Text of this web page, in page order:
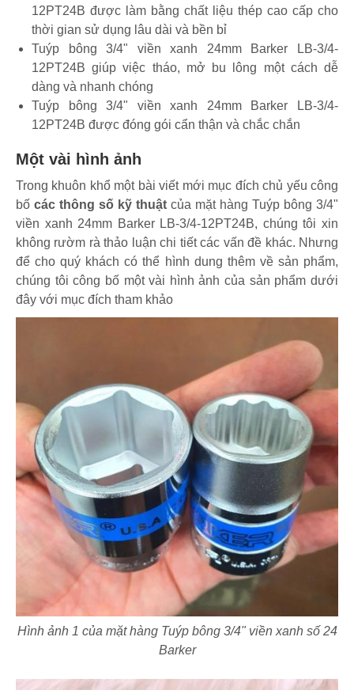
12PT24B được làm bằng chất liệu thép cao cấp cho
thời gian sử dụng lâu dài và bền bỉ
Tuýp bông 3/4" viền xanh 24mm Barker LB-3/4-
12PT24B giúp việc tháo, mở bu lông một cách dễ
dàng và nhanh chóng
Tuýp bông 3/4" viền xanh 24mm Barker LB-3/4-
12PT24B được đóng gói cẩn thận và chắc chắn
Một vài hình ảnh
Trong khuôn khổ một bài viết mới mục đích chủ yếu công
bố các thông số kỹ thuật của mặt hàng Tuýp bông 3/4"
viền xanh 24mm Barker LB-3/4-12PT24B, chúng tôi xin
không rườm rà thảo luận chi tiết các vấn đề khác. Nhưng
để cho quý khách có thể hình dung thêm về sản phẩm,
chúng tôi công bố một vài hình ảnh của sản phẩm dưới
đây với mục đích tham khảo
Hình ảnh 1 của mặt hàng Tuýp bông 3/4" viền xanh số 24
Barker